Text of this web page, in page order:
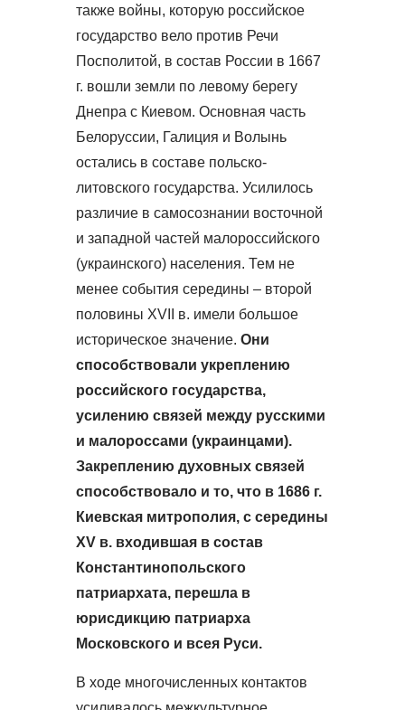
также войны, которую российское
государство вело против Речи
Посполитой, в состав России в 1667
г. вошли земли по левому берегу
Днепра с Киевом. Основная часть
Белоруссии, Галиция и Волынь
остались в составе польско-
литовского государства. Усилилось
различие в самосознании восточной
и западной частей малороссийского
(украинского) населения. Тем не
менее события середины – второй
половины XVII в. имели большое
историческое значение. Они
способствовали укреплению
российского государства,
усилению связей между русскими
и малороссами (украинцами).
Закреплению духовных связей
способствовало и то, что в 1686 г.
Киевская митрополия, с середины
XV в. входившая в состав
Константинопольского
патриархата, перешла в
юрисдикцию патриарха
Московского и всея Руси.
В ходе многочисленных контактов